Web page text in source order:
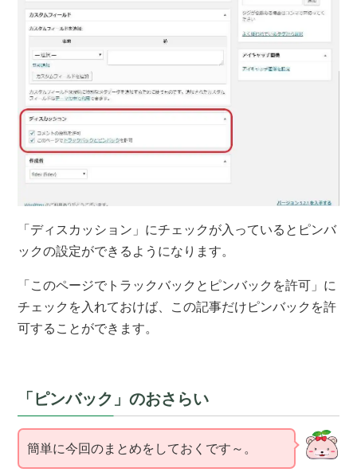
「ディスカッション」にチェックが入っているとピンバ
ックの設定ができるようになります。
「このページでトラックバックとピンバックを許可」に
チェックを入れておけば、この記事だけピンバックを許
可することができます。
「ピンバック」のおさらい
簡単に今回のまとめをしておくです～。